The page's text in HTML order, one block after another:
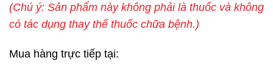
(Chú ý: Sản phẩm này không phải là thuốc và không
có tác dụng thay thế thuốc chữa bệnh.)
Mua hàng trực tiếp tại: